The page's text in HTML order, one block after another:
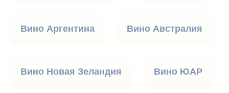
Вино Аргентина Вино Австралия
Вино Новая Зеландия Вино ЮАР